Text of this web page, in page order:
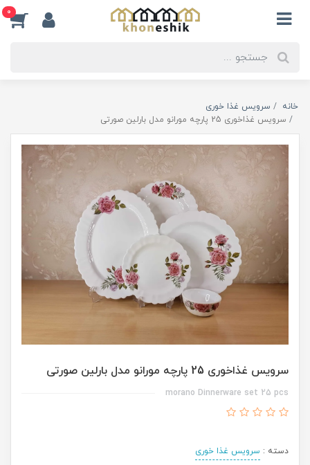
0
خانه
سرویس غذا خوری
سرویس غذاخوری 25 پارچه مورانو مدل بارلین صورتی
سرویس غذاخوری 25 پارچه مورانو مدل بارلین صورتی
morano Dinnerware set 25 pcs
دسته : سرویس غذا خوری